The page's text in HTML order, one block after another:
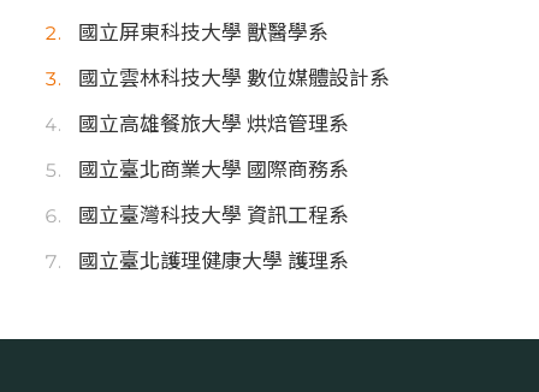
國立屏東科技大學 獸醫學系
國立雲林科技大學 數位媒體設計系
國立高雄餐旅大學 烘焙管理系
國立臺北商業大學 國際商務系
國立臺灣科技大學 資訊工程系
國立臺北護理健康大學 護理系